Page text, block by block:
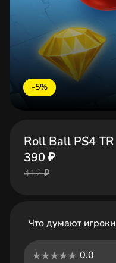
-5%
Roll Ball PS4 TR
390 ₽
412 ₽
Что думают игроки
0.0